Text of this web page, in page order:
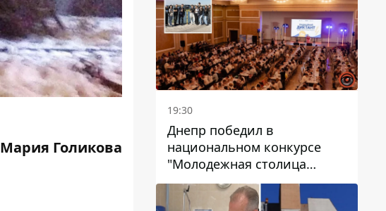
Мария Голикова
19:30
Днепр победил в
национальном конкурсе
"Молодежная столица
Украины – 2026"